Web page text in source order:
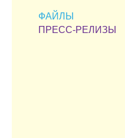
ФАЙЛЫ
ПРЕСС-РЕЛИЗЫ